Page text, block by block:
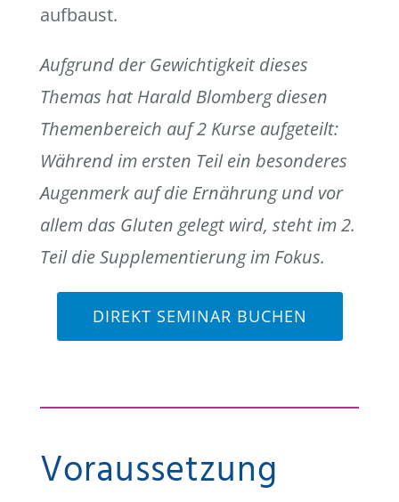
aufbaust.
Aufgrund der Gewichtigkeit dieses
Themas hat Harald Blomberg diesen
Themenbereich auf 2 Kurse aufgeteilt:
Während im ersten Teil ein besonderes
Augenmerk auf die Ernährung und vor
allem das Gluten gelegt wird, steht im 2.
Teil die Supplementierung im Fokus.
DIREKT SEMINAR BUCHEN
Voraussetzung